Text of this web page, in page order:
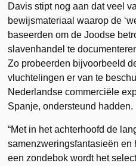
Davis stipt nog aan dat veel
bewijsmateriaal waarop de
baseerden om de Joodse
slavenhandel te
Zo probeerden bijvoorbeeld
vluchtelingen er van te
Nederlandse commerciële
Spanje, ondersteund hadden.
“Met in het achterhoofd de
samenzweringsfantasieën
een zondebok wordt het